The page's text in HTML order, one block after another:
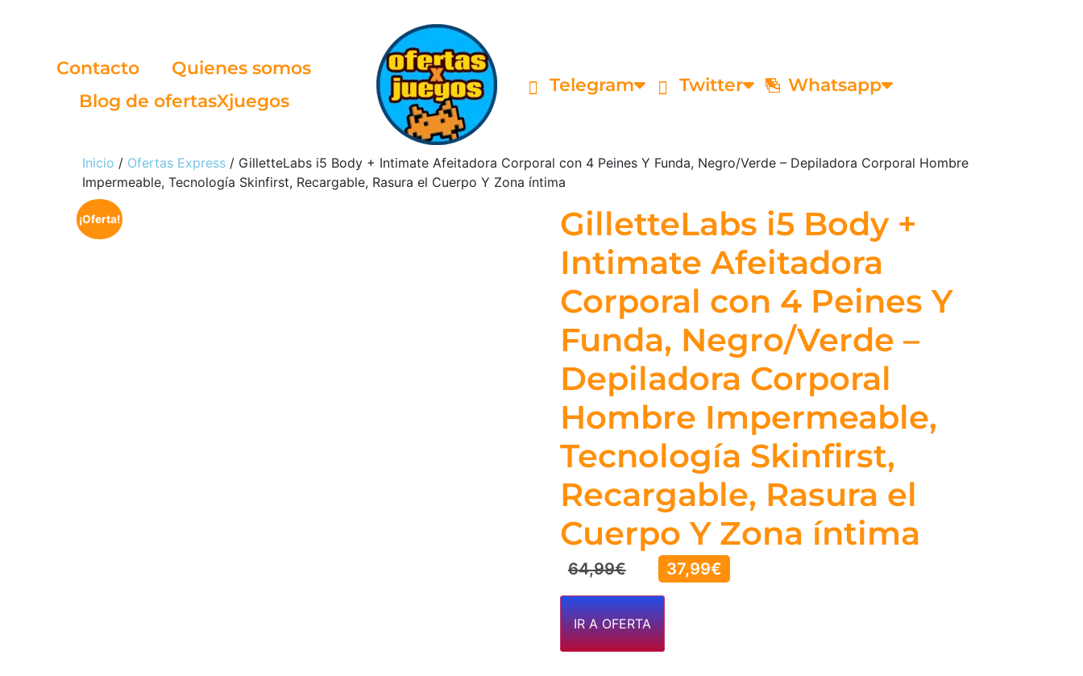
Contacto
Quienes somos
Blog de ofertasXjuegos
Telegram Twitter Whatsapp
Inicio / Ofertas Express / GilletteLabs i5 Body + Intimate Afeitadora Corporal con 4 Peines Y Funda, Negro/Verde – Depiladora Corporal Hombre
Impermeable, Tecnología Skinfirst, Recargable, Rasura el Cuerpo Y Zona íntima
¡Oferta!
GilletteLabs i5 Body +
Intimate Afeitadora
Corporal con 4 Peines Y
Funda, Negro/Verde –
Depiladora Corporal
Hombre Impermeable,
Tecnología Skinfirst,
Recargable, Rasura el
Cuerpo Y Zona íntima
64,99€ 37,99€
IR A OFERTA